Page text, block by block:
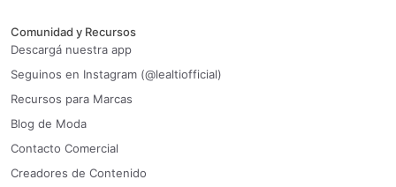
Comunidad y Recursos
Descargá nuestra app
Seguinos en Instagram (@lealtiofficial)
Recursos para Marcas
Blog de Moda
Contacto Comercial
Creadores de Contenido